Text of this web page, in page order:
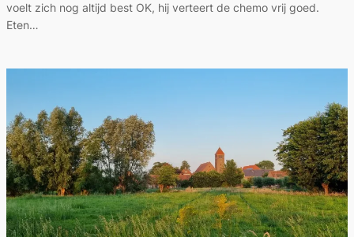
voelt zich nog altijd best OK, hij verteert de chemo vrij goed.
Eten…